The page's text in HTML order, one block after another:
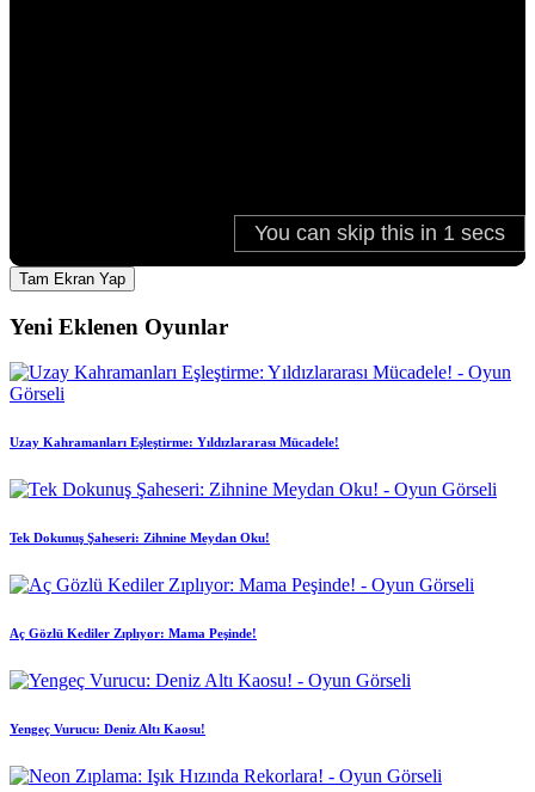
Tam Ekran Yap
Yeni Eklenen Oyunlar
Uzay Kahramanları Eşleştirme: Yıldızlararası Mücadele!
Tek Dokunuş Şaheseri: Zihnine Meydan Oku!
Aç Gözlü Kediler Zıplıyor: Mama Peşinde!
Yengeç Vurucu: Deniz Altı Kaosu!